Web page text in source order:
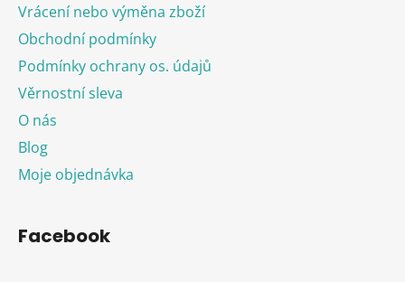
Vrácení nebo výměna zboží
Obchodní podmínky
Podmínky ochrany os. údajů
Věrnostní sleva
O nás
Blog
Moje objednávka
Facebook